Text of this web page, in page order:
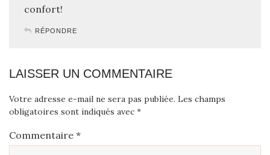
confort!
RÉPONDRE
LAISSER UN COMMENTAIRE
Votre adresse e-mail ne sera pas publiée. Les champs
obligatoires sont indiqués avec *
Commentaire *